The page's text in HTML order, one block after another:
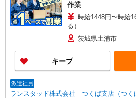
作業
時給1448円〜時給
る）
茨城県土浦市
キープ
派遣社員
ランスタッド株式会社 つくば支店（つく